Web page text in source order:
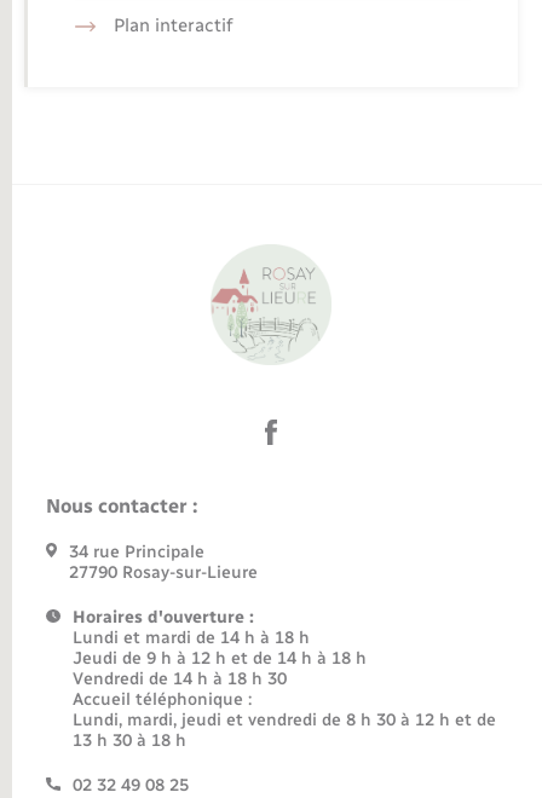
Plan interactif
Nous contacter :
34 rue Principale
27790 Rosay-sur-Lieure
Horaires d'ouverture :
Lundi et mardi de 14 h à 18 h
Jeudi de 9 h à 12 h et de 14 h à 18 h
Vendredi de 14 h à 18 h 30
Accueil téléphonique :
Lundi, mardi, jeudi et vendredi de 8 h 30 à 12 h et de
13 h 30 à 18 h
02 32 49 08 25